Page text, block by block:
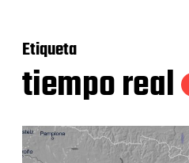
Etiqueta
tiempo real